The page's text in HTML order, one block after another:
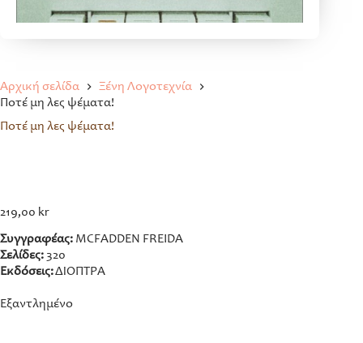
Αρχική σελίδα
Ξένη Λογοτεχνία
Ποτέ μη λες ψέματα!
Ποτέ μη λες ψέματα!
219,00 kr
Συγγραφέας: MCFADDEN FREIDA
Σελίδες: 320
Εκδόσεις:ΔΙΟΠΤΡΑ
Εξαντλημένο